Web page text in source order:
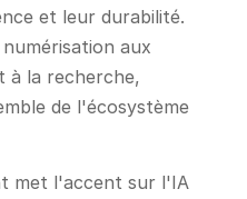
et leur durabilité.
aux
à la recherche,
de l'écosystème
met l'accent sur l'IA